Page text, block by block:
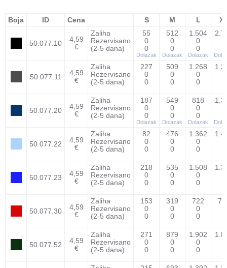
Boja ID Cena S M L
50.077.10
4,59
€
Zaliha
Rezervisano
(2-5 dana)
55
0
0
Dolazak
512
0
0
Dolazak
1.504
0
0
Dolazak
50.077.11
4,59
€
Zaliha
Rezervisano
(2-5 dana)
227
0
0
509
0
0
1.268
0
0
50.077.20
4,59
€
Zaliha
Rezervisano
(2-5 dana)
187
0
0
Dolazak
549
0
0
Dolazak
818
0
0
Dolazak
50.077.22
4,59
€
Zaliha
Rezervisano
(2-5 dana)
82
0
0
476
0
0
1.362
0
0
50.077.23
4,59
€
Zaliha
Rezervisano
(2-5 dana)
218
0
0
535
0
0
1.508
0
0
50.077.30
4,59
€
Zaliha
Rezervisano
(2-5 dana)
153
0
0
319
0
0
722
0
0
50.077.52
4,59
€
Zaliha
Rezervisano
(2-5 dana)
271
0
0
879
0
0
1.902
0
0